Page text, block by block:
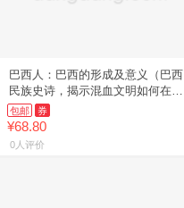
巴西人：巴西的形成及意义（巴西
民族史诗，揭示混血文明如何在苦
难中重生并定义未来。真正的自由
是彻底认识自己，然后成为自己。
包邮 券
¥68.80
0人评价